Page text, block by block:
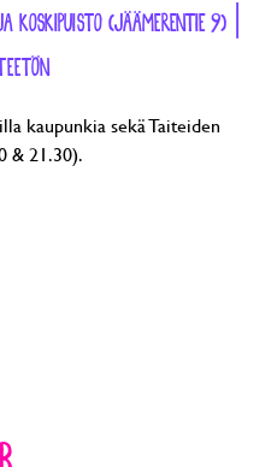
(JÄÄMERENTIE 9) |
kaupunkia sekä Taiteiden
& 21.30).